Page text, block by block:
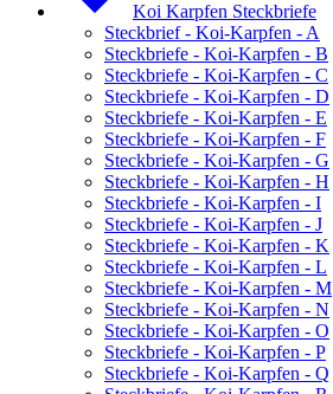
Koi Karpfen Steckbriefe
Steckbrief - Koi-Karpfen - A
Steckbriefe - Koi-Karpfen - B
Steckbriefe - Koi-Karpfen - C
Steckbriefe - Koi-Karpfen - D
Steckbriefe - Koi-Karpfen - E
Steckbriefe - Koi-Karpfen - F
Steckbriefe - Koi-Karpfen - G
Steckbriefe - Koi-Karpfen - H
Steckbriefe - Koi-Karpfen - I
Steckbriefe - Koi-Karpfen - J
Steckbriefe - Koi-Karpfen - K
Steckbriefe - Koi-Karpfen - L
Steckbriefe - Koi-Karpfen - M
Steckbriefe - Koi-Karpfen - N
Steckbriefe - Koi-Karpfen - O
Steckbriefe - Koi-Karpfen - P
Steckbriefe - Koi-Karpfen - Q